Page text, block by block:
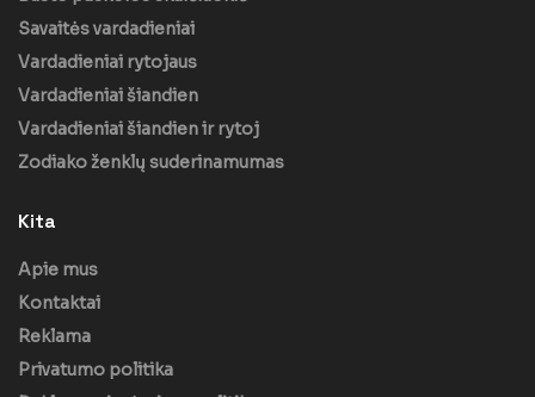
Savaitės vardadieniai
Vardadieniai rytojaus
Vardadieniai šiandien
Vardadieniai šiandien ir rytoj
Zodiako ženklų suderinamumas
Kita
Apie mus
Kontaktai
Reklama
Privatumo politika